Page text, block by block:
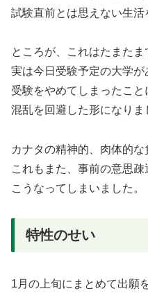
試験直前とは思えない生活
ところが、これはたまたま
実は今日受験予定の大学
受験をやめてしまったこと
混乱を回避した形になりま
カナタの精神的、肉体的
これもまた、事前の意思
こうなってしまいました。
特性のせい
1月の上旬にまとめて出願